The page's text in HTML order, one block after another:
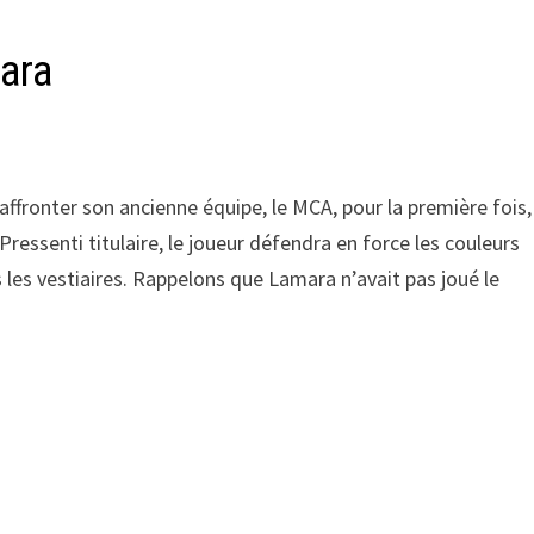
son ancienne équipe, le MCA, pour la première fois,
titulaire, le joueur défendra en force les couleurs
vestiaires. Rappelons que Lamara n’avait pas joué le